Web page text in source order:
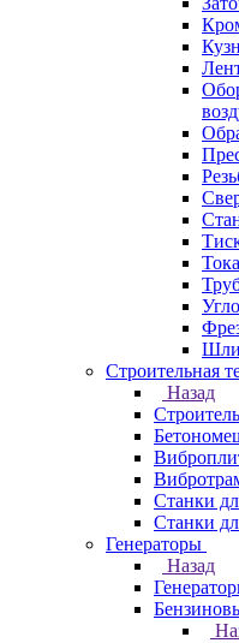
Строительная
Назад
Станки
Станки
Генераторы
Назад